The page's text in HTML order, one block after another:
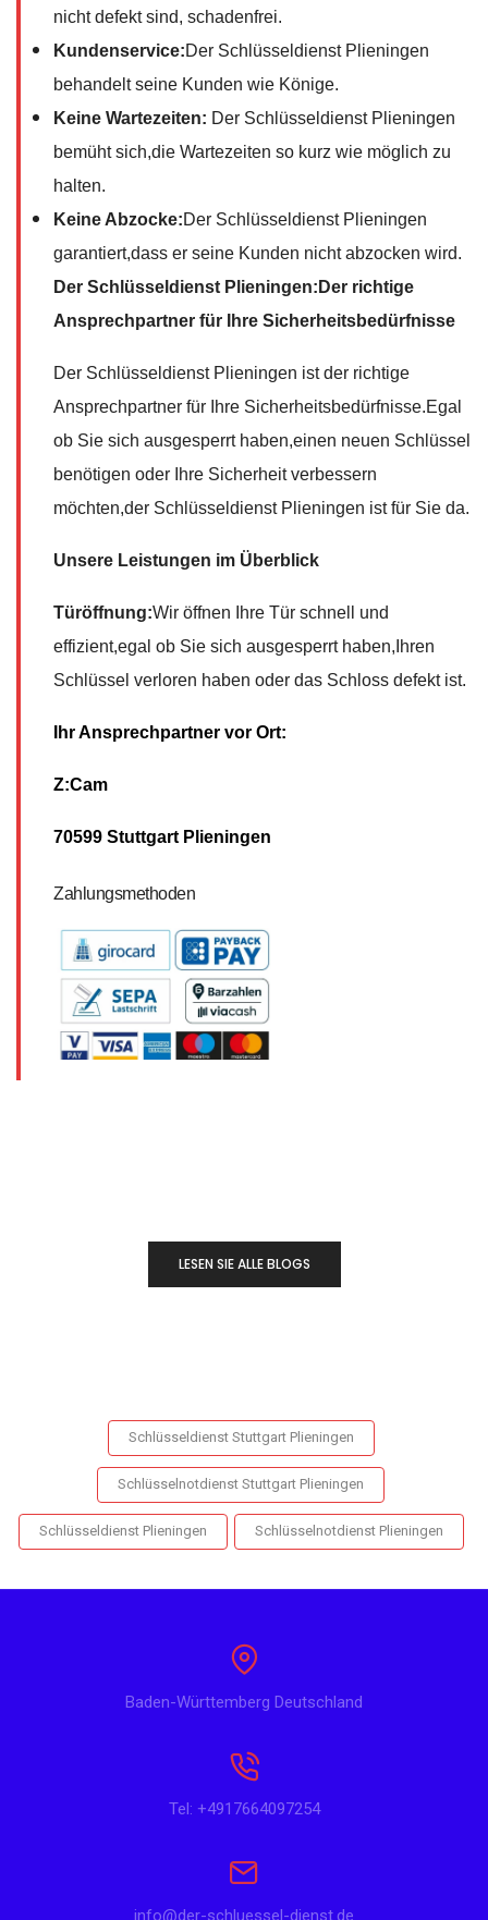
nicht defekt sind, schadenfrei.
Kundenservice:Der Schlüsseldienst Plieningen
behandelt seine Kunden wie Könige.
Keine Wartezeiten: Der Schlüsseldienst Plieningen
bemüht sich,die Wartezeiten so kurz wie möglich zu
halten.
Keine Abzocke:Der Schlüsseldienst Plieningen
garantiert,dass er seine Kunden nicht abzocken wird.
Der Schlüsseldienst Plieningen:Der richtige
Ansprechpartner für Ihre Sicherheitsbedürfnisse
Der Schlüsseldienst Plieningen ist der richtige
Ansprechpartner für Ihre Sicherheitsbedürfnisse.Egal
ob Sie sich ausgesperrt haben,einen neuen Schlüssel
benötigen oder Ihre Sicherheit verbessern
möchten,der Schlüsseldienst Plieningen ist für Sie da.
Unsere Leistungen im Überblick
Türöffnung:Wir öffnen Ihre Tür schnell und
effizient,egal ob Sie sich ausgesperrt haben,Ihren
Schlüssel verloren haben oder das Schloss defekt ist.
Ihr Ansprechpartner vor Ort:
Z:Cam
70599 Stuttgart Plieningen
Zahlungsmethoden
LESEN SIE ALLE BLOGS
Schlüsseldienst Stuttgart Plieningen
Schlüsselnotdienst Stuttgart Plieningen
Schlüsseldienst Plieningen Schlüsselnotdienst Plieningen
Baden-Württemberg Deutschland
Tel: +4917664097254
info@der-schluessel-dienst.de